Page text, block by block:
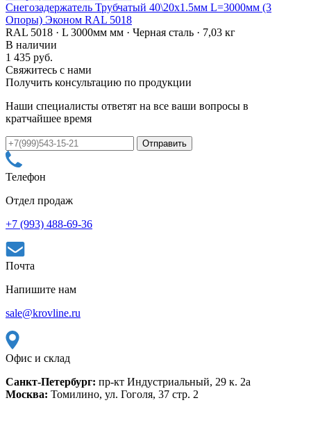
Снегозадержатель Трубчатый 40\20х1.5мм L=3000мм (3
Опоры) Эконом RAL 5018
RAL 5018 · L 3000мм мм · Черная сталь · 7,03 кг
В наличии
1 435 руб.
Свяжитесь с нами
Получить консультацию по продукции
Наши специалисты ответят на все ваши вопросы в
кратчайшее время
Телефон
Отдел продаж
+7 (993) 488-69-36
Почта
Напишите нам
sale@krovline.ru
Офис и склад
Санкт-Петербург: пр-кт Индустриальный, 29 к. 2а
Москва: Томилино, ул. Гоголя, 37 стр. 2